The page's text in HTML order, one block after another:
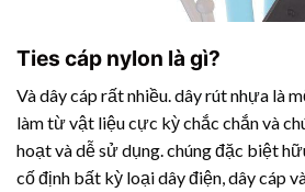
Ties cáp nylon là gì?
Và dây cáp rất nhiều.dây rút nhựa là
làm từ vật liệu cực kỳ chắc chắn và
hoạt và dễ sử dụng. chúng đặc biệt
cố định bất kỳ loại dây điện, dây cáp